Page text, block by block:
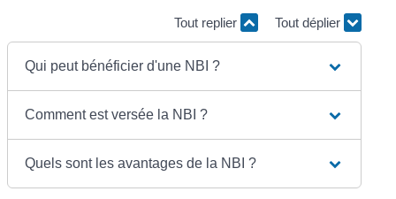
Tout replier Tout déplier
Qui peut bénéficier d'une NBI ?
Comment est versée la NBI ?
Quels sont les avantages de la NBI ?